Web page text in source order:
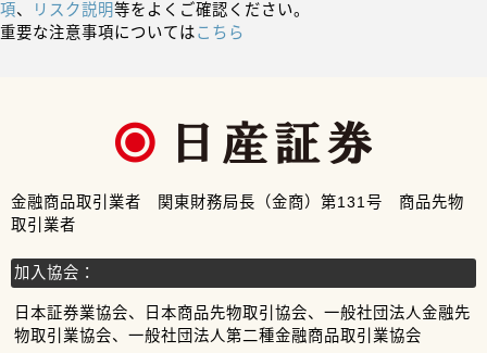
項、 リスク説明等をよくご確認ください。
重要な注意事項についてはこちら
金融商品取引業者 関東財務局長（金商）第131号 商品先物
取引業者
加入協会：
日本証券業協会、日本商品先物取引協会、一般社団法人金融先
物取引業協会、一般社団法人第二種金融商品取引業協会